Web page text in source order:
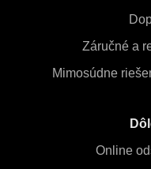
Záručné a
Mimosúdne
Online